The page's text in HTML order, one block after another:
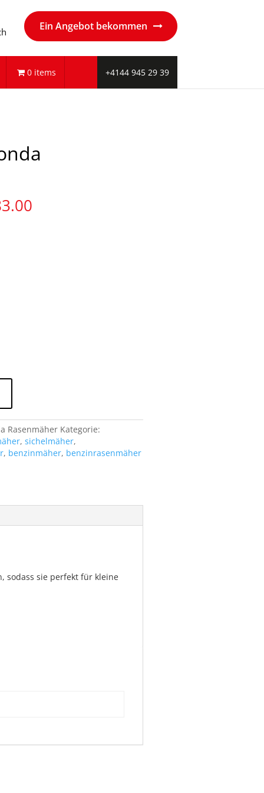
Ein Angebot bekommen
+4144 945 29 39
0 items
Aktueller
Rasenmäher Kategorie:
, sichelmäher,
, benzinmäher, benzinrasenmäher
sodass sie perfekt für kleine